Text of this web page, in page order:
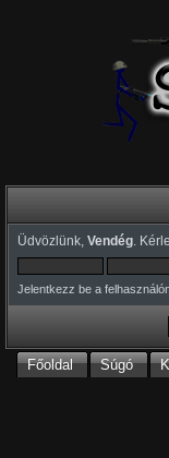
Üdvözlünk, Vendég.
Jelentkezz be a
Főoldal Súgó